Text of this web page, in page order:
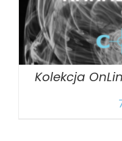
Kolekcja